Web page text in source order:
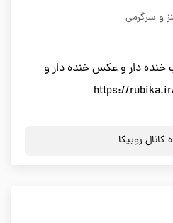
و سرگرمی
خنده دار و عکس خنده دار و
روبیکا